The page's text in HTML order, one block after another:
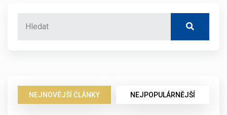
NEJNOVĚJŠÍ ČLÁNKY NEJPOPULÁRNĚJŠÍ